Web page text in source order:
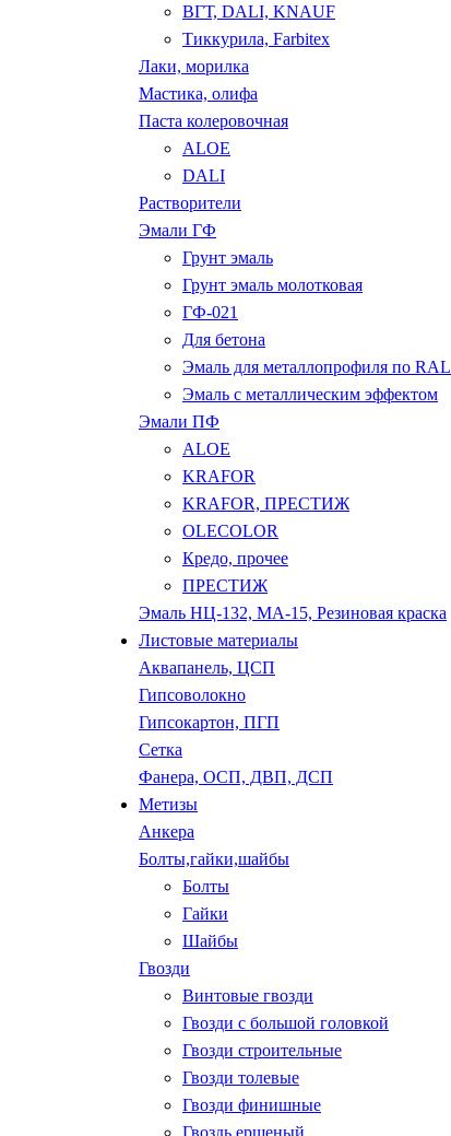
ВГТ, DALI, KNAUF
Тиккурила, Farbitex
Лаки, морилка
Мастика, олифа
Паста колеровочная
ALOE
DALI
Растворители
Эмали ГФ
Грунт эмаль
Грунт эмаль молотковая
ГФ-021
Для бетона
Эмаль для металлопрофиля по RAL
Эмаль с металлическим эффектом
Эмали ПФ
ALOE
KRAFOR
KRAFOR, ПРЕСТИЖ
OLECOLOR
Кредо, прочее
ПРЕСТИЖ
Эмаль НЦ-132, МА-15, Резиновая краска
Листовые материалы
Аквапанель, ЦСП
Гипсоволокно
Гипсокартон, ПГП
Сетка
Фанера, ОСП, ДВП, ДСП
Метизы
Анкера
Болты,гайки,шайбы
Болты
Гайки
Шайбы
Гвозди
Винтовые гвозди
Гвозди с большой головкой
Гвозди строительные
Гвозди толевые
Гвозди финишные
Гвоздь ершеный